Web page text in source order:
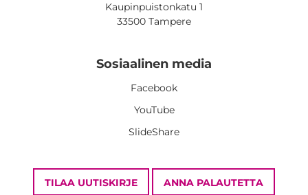
Kaupinpuistonkatu 1
33500 Tampere
Sosiaalinen media
Facebook
YouTube
SlideShare
TILAA UUTISKIRJE ANNA PALAUTETTA